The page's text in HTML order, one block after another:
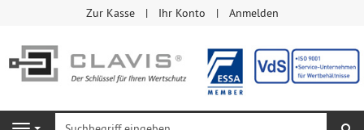
Zur Kasse Ihr Konto Anmelden